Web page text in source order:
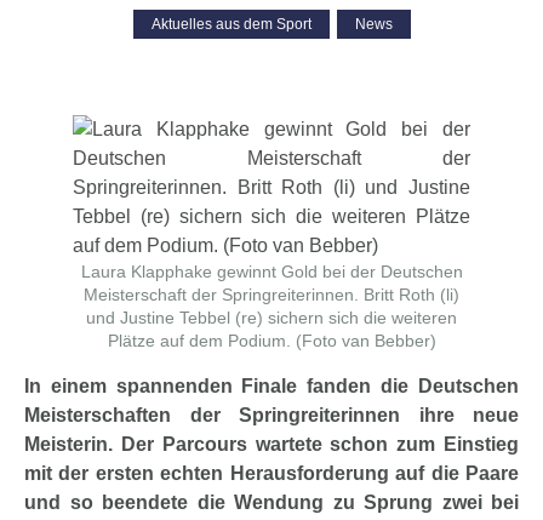
Aktuelles aus dem Sport News
Laura Klapphake gewinnt Gold bei der Deutschen
Meisterschaft der Springreiterinnen. Britt Roth (li)
und Justine Tebbel (re) sichern sich die weiteren
Plätze auf dem Podium. (Foto van Bebber)
In einem spannenden Finale fanden die Deutschen
Meisterschaften der Springreiterinnen ihre neue
Meisterin. Der Parcours wartete schon zum Einstieg
mit der ersten echten Herausforderung auf die Paare
und so beendete die Wendung zu Sprung zwei bei